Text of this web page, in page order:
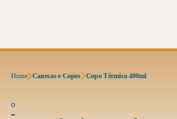
Home Canecas e Copos Copo Térmico 400ml